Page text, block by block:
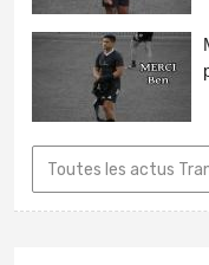
Toutes les actus